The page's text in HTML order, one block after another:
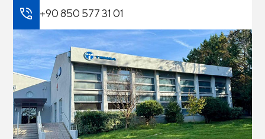
+90 850 577 31 01